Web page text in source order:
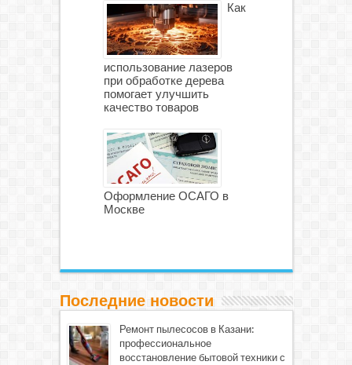
Как
использование лазеров
при обработке дерева
помогает улучшить
качество товаров
Оформление ОСАГО в
Москве
Последние новости
Ремонт пылесосов в Казани:
профессиональное
восстановление бытовой техники с